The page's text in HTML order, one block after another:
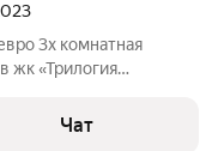
3х комнатная
жк «Трилогия
районе Хорошево-
Чат